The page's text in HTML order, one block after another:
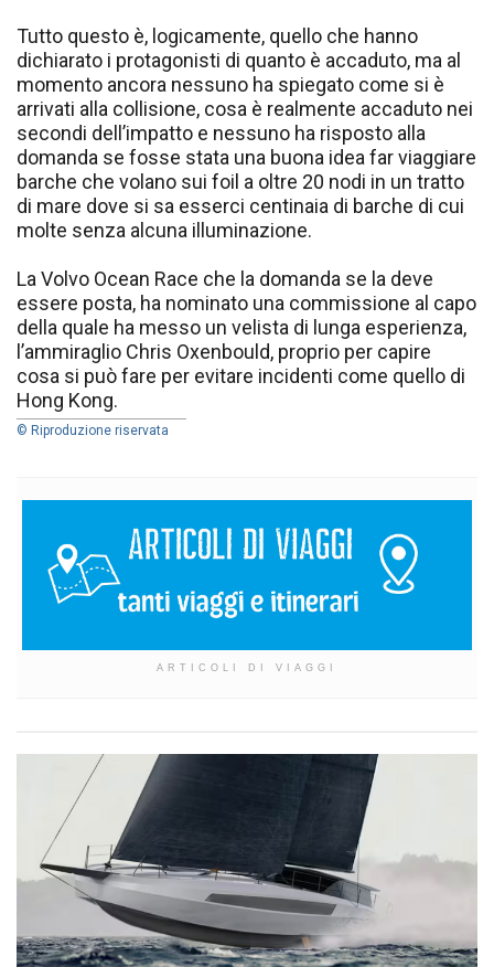
Tutto questo è, logicamente, quello che hanno
dichiarato i protagonisti di quanto è accaduto, ma al
momento ancora nessuno ha spiegato come si è
arrivati alla collisione, cosa è realmente accaduto nei
secondi dell’impatto e nessuno ha risposto alla
domanda se fosse stata una buona idea far viaggiare
barche che volano sui foil a oltre 20 nodi in un tratto
di mare dove si sa esserci centinaia di barche di cui
molte senza alcuna illuminazione.
La Volvo Ocean Race che la domanda se la deve
essere posta, ha nominato una commissione al capo
della quale ha messo un velista di lunga esperienza,
l’ammiraglio Chris Oxenbould, proprio per capire
cosa si può fare per evitare incidenti come quello di
Hong Kong.
© Riproduzione riservata
ARTICOLI DI VIAGGI